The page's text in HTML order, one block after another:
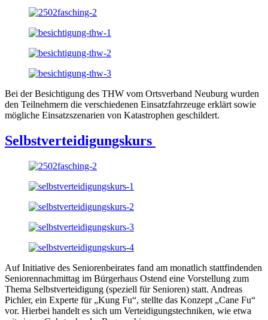
Bei der Besichtigung des THW vom Ortsverband Neuburg wurden
den Teilnehmern die verschiedenen Einsatzfahrzeuge erklärt sowie
mögliche Einsatzszenarien von Katastrophen geschildert.
Selbstverteidigungskurs
Auf Initiative des Seniorenbeirates fand am monatlich stattfindenden
Seniorennachmittag im Bürgerhaus Ostend eine Vorstellung zum
Thema Selbstverteidigung (speziell für Senioren) statt. Andreas
Pichler, ein Experte für „Kung Fu“, stellte das Konzept „Cane Fu“
vor. Hierbei handelt es sich um Verteidigungstechniken, wie etwa